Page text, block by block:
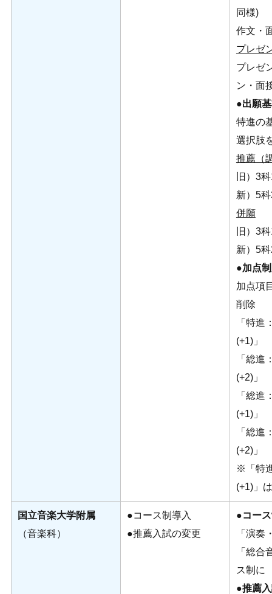
同様)
作文・
プレゼ
プレゼ
ン・面
●出願
特進の
選択肢
推薦（
旧）3
新）5
併願
旧）3
新）5
●加点
加点項
削除
「特進
(+1)」
「総進
(+2)」
「総進
(+1)」
「総進
(+2)」
※「特
(+1)」
国立音楽大学附属
（音楽科）
●コース制導入
●推薦入試の変更
●コー
「演奏
「総合
ス制に
●推薦